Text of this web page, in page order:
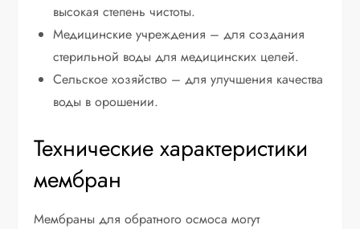
высокая степень чистоты.
Медицинские учреждения – для создания
стерильной воды для медицинских целей.
Сельское хозяйство – для улучшения качества
воды в орошении.
Технические характеристики
мембран
Мембраны для обратного осмоса могут